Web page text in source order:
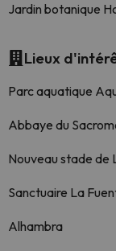
Jardin botanique
Lieux
Parc aquatique
Abbaye du
Nouveau stade de
Sanctuaire La
Alhambra